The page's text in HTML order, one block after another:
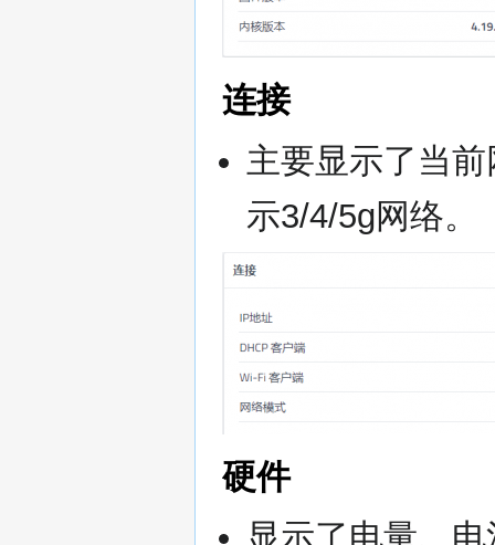
连接
主要显示了当
示3/4/5g网络。
硬件
显示了电量、